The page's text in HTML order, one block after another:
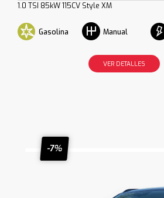
1.0 TSI 85kW 115CV Style XM
Gasolina Manual
VER DETALLES
-7%